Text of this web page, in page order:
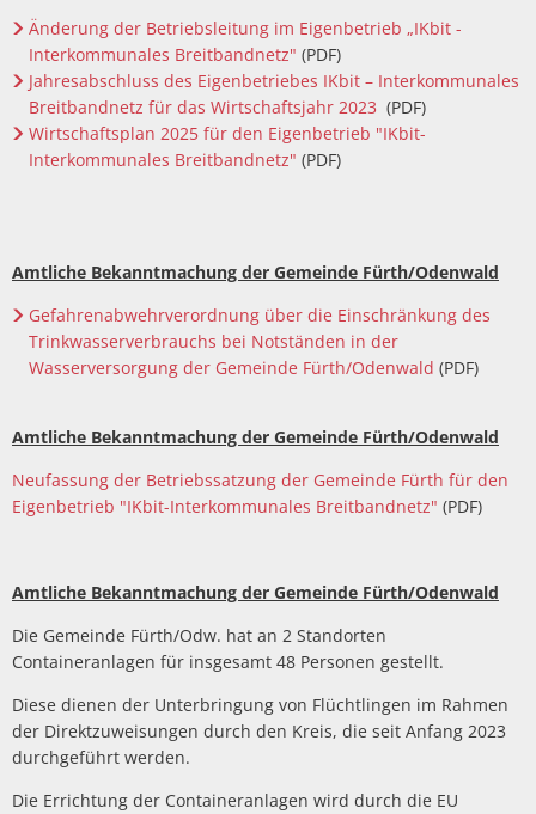
Änderung der Betriebsleitung im Eigenbetrieb „IKbit -
Interkommunales Breitbandnetz" (PDF)
Jahresabschluss des Eigenbetriebes IKbit – Interkommunales
Breitbandnetz für das Wirtschaftsjahr 2023 (PDF)
Wirtschaftsplan 2025 für den Eigenbetrieb "IKbit-
Interkommunales Breitbandnetz" (PDF)
Amtliche Bekanntmachung der Gemeinde Fürth/Odenwald
Gefahrenabwehrverordnung über die Einschränkung des
Trinkwasserverbrauchs bei Notständen in der
Wasserversorgung der Gemeinde Fürth/Odenwald (PDF)
Amtliche Bekanntmachung der Gemeinde Fürth/Odenwald
Neufassung der Betriebssatzung der Gemeinde Fürth für den
Eigenbetrieb "IKbit-Interkommunales Breitbandnetz" (PDF)
Amtliche Bekanntmachung der Gemeinde Fürth/Odenwald
Die Gemeinde Fürth/Odw. hat an 2 Standorten
Containeranlagen für insgesamt 48 Personen gestellt.
Diese dienen der Unterbringung von Flüchtlingen im Rahmen
der Direktzuweisungen durch den Kreis, die seit Anfang 2023
durchgeführt werden.
Die Errichtung der Containeranlagen wird durch die EU